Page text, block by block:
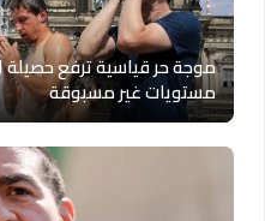
موجة حر قياسية ترفع حصيلة
مستويات غير مسبوقة